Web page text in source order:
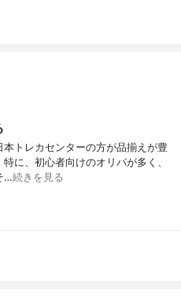
トレカセンターの方が品揃えが豊
に、初心者向けのオリパが多く、
…続きを見る